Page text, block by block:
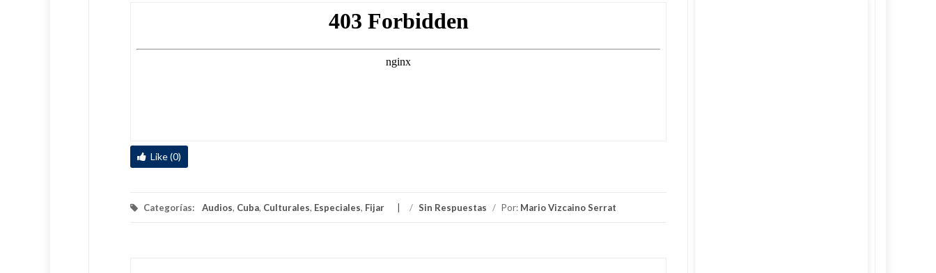
Like (0)
Categorías: Audios, Cuba, Culturales, Especiales, Fijar / Sin Respuestas / Por: Mario Vizcaino Serrat